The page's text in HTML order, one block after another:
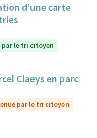
d’une carte
par le tri citoyen
Claeys en parc
par le tri citoyen